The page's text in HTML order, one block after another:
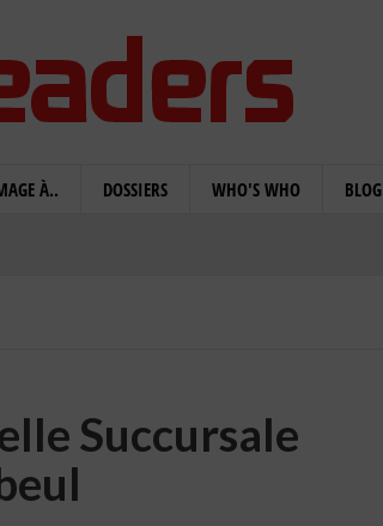
À.. DOSSIERS WHO'S WHO BLOG
Succursale